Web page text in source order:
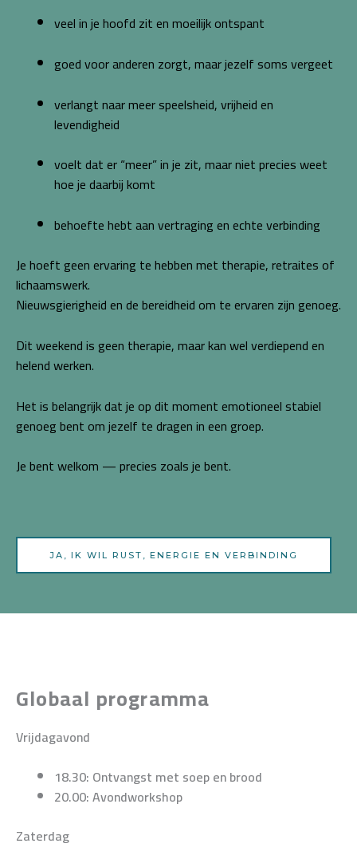
veel in je hoofd zit en moeilijk ontspant
goed voor anderen zorgt, maar jezelf soms vergeet
verlangt naar meer speelsheid, vrijheid en
levendigheid
voelt dat er “meer” in je zit, maar niet precies weet
hoe je daarbij komt
behoefte hebt aan vertraging en echte verbinding
Je hoeft geen ervaring te hebben met therapie, retraites of
lichaamswerk.
Nieuwsgierigheid en de bereidheid om te ervaren zijn genoeg.
Dit weekend is geen therapie, maar kan wel verdiepend en
helend werken.
Het is belangrijk dat je op dit moment emotioneel stabiel
genoeg bent om jezelf te dragen in een groep.
Je bent welkom — precies zoals je bent.
JA, IK WIL RUST, ENERGIE EN VERBINDING
Globaal programma
Vrijdagavond
18.30: Ontvangst met soep en brood
20.00: Avondworkshop
Zaterdag